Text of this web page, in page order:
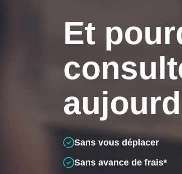
Et
Sans vous déplacer
Sans avance de frais*